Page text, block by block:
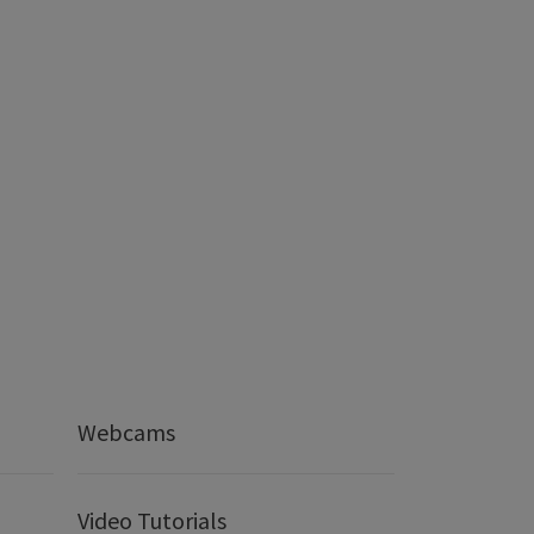
Webcams
Video Tutorials